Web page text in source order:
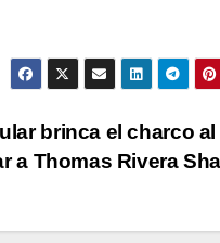
brinca el charco al
a Thomas Rivera